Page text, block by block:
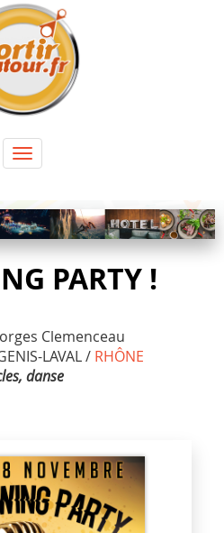
Toggle
navigation
PARTY !
Clemenceau
LAVAL / RHÔNE
danse